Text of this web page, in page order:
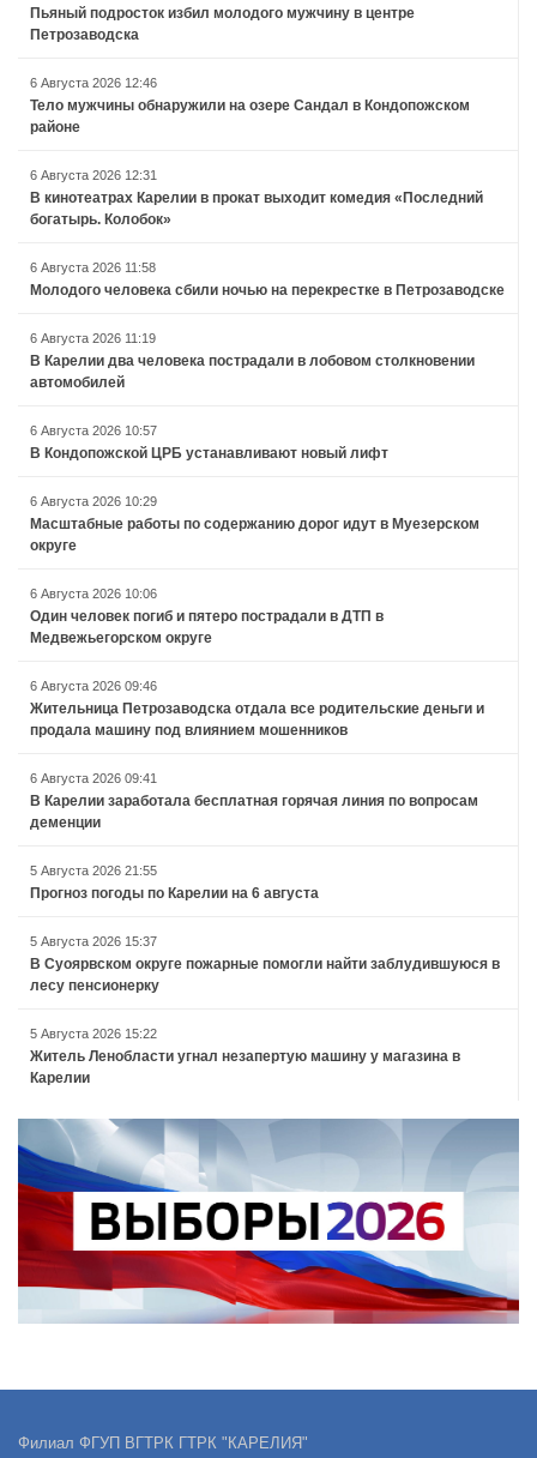
Пьяный подросток избил молодого мужчину в центре
Петрозаводска
6 Августа 2026 12:46
Тело мужчины обнаружили на озере Сандал в Кондопожском
районе
6 Августа 2026 12:31
В кинотеатрах Карелии в прокат выходит комедия «Последний
богатырь. Колобок»
6 Августа 2026 11:58
Молодого человека сбили ночью на перекрестке в Петрозаводске
6 Августа 2026 11:19
В Карелии два человека пострадали в лобовом столкновении
автомобилей
6 Августа 2026 10:57
В Кондопожской ЦРБ устанавливают новый лифт
6 Августа 2026 10:29
Масштабные работы по содержанию дорог идут в Муезерском
округе
6 Августа 2026 10:06
Один человек погиб и пятеро пострадали в ДТП в
Медвежьегорском округе
6 Августа 2026 09:46
Жительница Петрозаводска отдала все родительские деньги и
продала машину под влиянием мошенников
6 Августа 2026 09:41
В Карелии заработала бесплатная горячая линия по вопросам
деменции
5 Августа 2026 21:55
Прогноз погоды по Карелии на 6 августа
5 Августа 2026 15:37
В Суоярвском округе пожарные помогли найти заблудившуюся в
лесу пенсионерку
5 Августа 2026 15:22
Житель Ленобласти угнал незапертую машину у магазина в
Карелии
Филиал ФГУП ВГТРК ГТРК "КАРЕЛИЯ"